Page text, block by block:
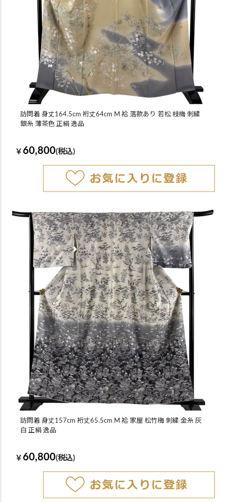
訪問着 身丈164.5cm 裄丈64cm M 袷 落款あり 若松 枝梅 刺繍
銀糸 薄茶色 正絹 逸品
￥ 60,800(税込)
訪問着 身丈157cm 裄丈65.5cm M 袷 家屋 松竹梅 刺繍 金糸 灰
白 正絹 逸品
￥ 60,800(税込)